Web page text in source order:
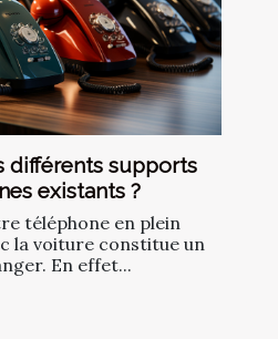
différents supports
existants ?
téléphone en plein
la voiture constitue un
En effet...